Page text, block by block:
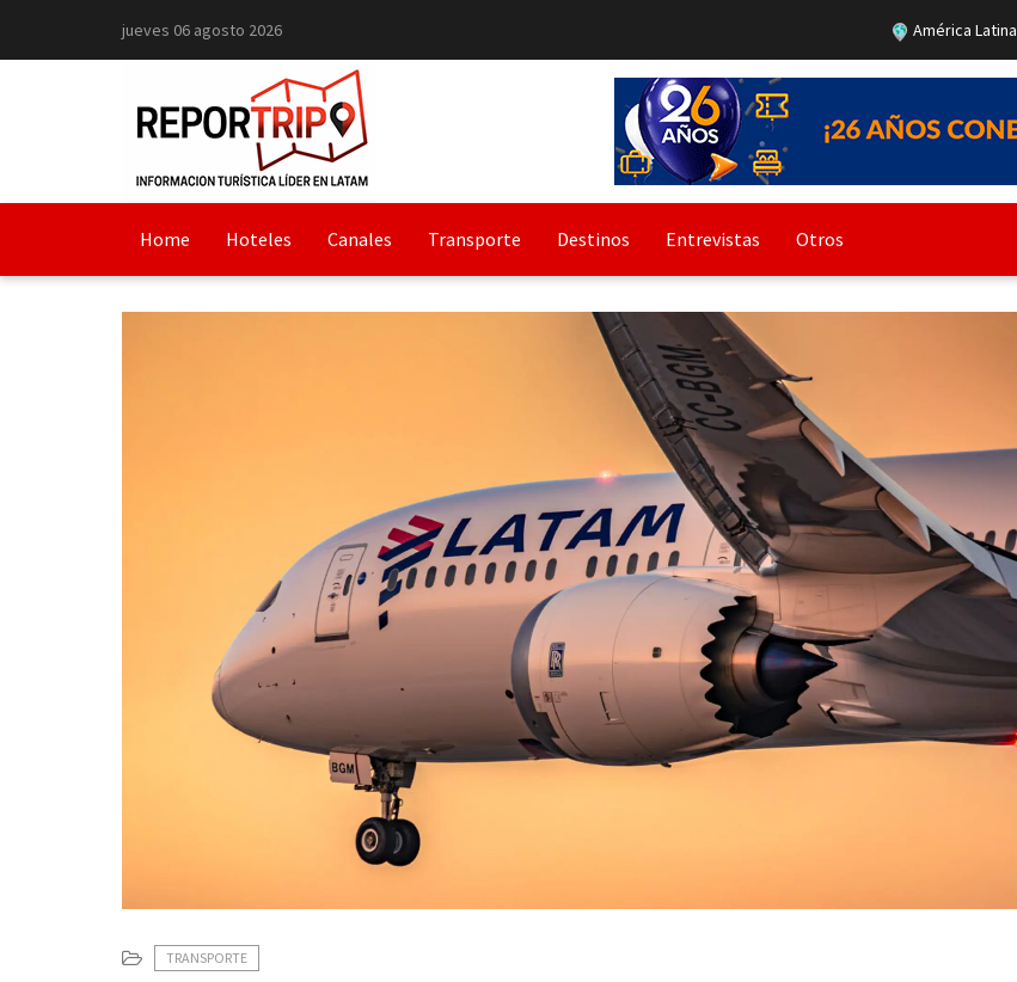
jueves 06 agosto 2026 América Latina
Home Hoteles Canales Transporte Destinos Entrevistas Otros
TRANSPORTE